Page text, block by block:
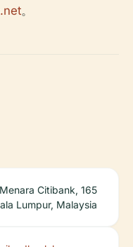
。
Citibank, 165
Lumpur, Malaysia